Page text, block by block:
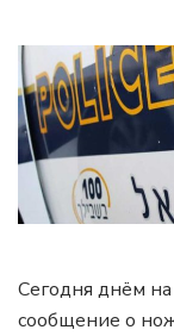
Сегодня днём
сообщение о